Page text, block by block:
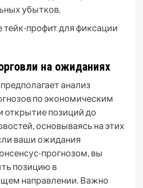
убытков.
тейк-профит для фиксации
на ожиданиях
анализ
по экономическим
открытие позиций до
основываясь на этих
ваши ожидания
прогнозом, вы
позицию в
направлении. Важно